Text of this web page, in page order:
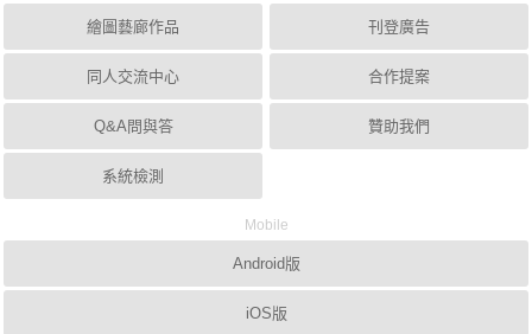
繪圖藝廊作品
同人交流中心
Q&A問與答
系統檢測
刊登廣告
合作提案
贊助我們
Mobile
Android版
iOS版